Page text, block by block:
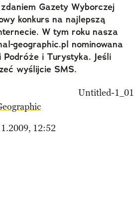
Gazety Wyborczej
konkurs na najlepszą
W tym roku nasza
geographic.pl nominowana
i Turystyka. Jeśli
wyślijcie SMS.
12:52